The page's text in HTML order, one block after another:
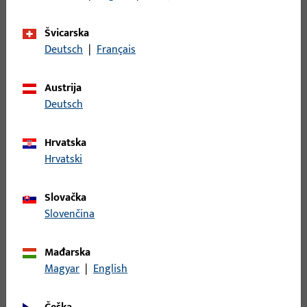
Jedinica pakiranja
Prijava
Prijavite se podacima kupca da biste dobili informacije o
cijeni ili naručili artikle
Opis proizvoda
Švicarska
Deutsch | Français
Austrija
Deutsch
Hrvatska
Hrvatski
Slovačka
Slovenčina
Mađarska
Magyar | English